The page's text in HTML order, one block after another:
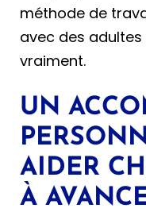
méthode de
avec des
vraiment.
UN
AIDER
À